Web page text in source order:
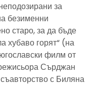
за
безименни
старо, за да бъде
хубаво горят“ (на
филм от
Сърджан
с Биляна